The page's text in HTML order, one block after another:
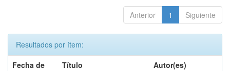
Anterior 1 Siguiente
Resultados por ítem:
Fecha de
Título Autor(es)